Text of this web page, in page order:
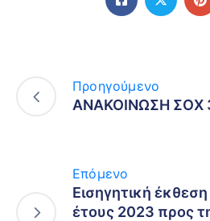
Προηγούμενο
ΑΝΑΚΟΙΝΩΣΗ ΣΟΧ
Επόμενο
Εισηγητική
έτους 2023 προς